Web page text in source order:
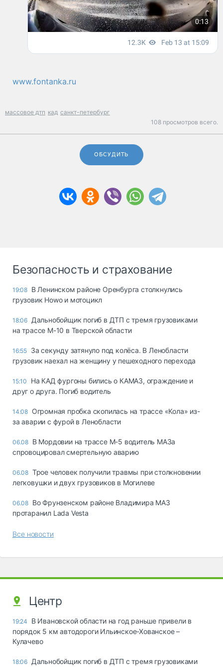
www.fontanka.ru
массовое дтп кад санкт-петербург
108 просмотров всего.
ОБСУДИТЬ
Безопасность и страхование
19:08 В Ленинском районе Оренбурга столкнулись
грузовик Howo и мотоцикл
18:06 Дальнобойщик погиб в ДТП с тремя грузовиками
на трассе М-10 в Тверской области
16:55 За секунду затянуло под колёса. В Ленобласти
грузовик наехал на женщину у пешеходного перехода
15:10
На КАД фургоны бились о КАМАЗ, ограждение и
друг о друга. Погиб водитель
14:08 Огромная пробка скопилась на трассе «Кола» из-
за аварии с фурой в Ленобласти
06.08 В Мордовии на трассе М-5 водитель МАЗа
спровоцировал смертельную аварию
06.08 Трое человек получили травмы при столкновении
легковушки и двух грузовиков в Могилеве
06.08 Во Фрунзенском районе Владимира МАЗ
протаранил Lada Vesta
Все новости
Центр
19:24
В Ивановской области на год раньше привели в
порядок 5 км автодороги Ильинское-Хованское –
Кулачево
18:06 Дальнобойщик погиб в ДТП с тремя грузовиками